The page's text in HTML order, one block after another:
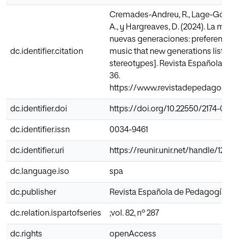
dc.identifier.citation
Cremades-Andreu, R., Lage-
A., y Hargreaves, D. (2024). La
nuevas generaciones:
music that new generations
stereotypes]. Revista Española
36.
https://
dc.identifier.doi https://doi.org/10.22550/2174-
dc.identifier.issn 0034-9461
dc.identifier.uri https://reunir.unir.net/handle/
dc.language.iso spa
dc.publisher Revista Española de Pedagogía
dc.relation.ispartofseries ;vol. 82, nº 287
dc.rights openAccess